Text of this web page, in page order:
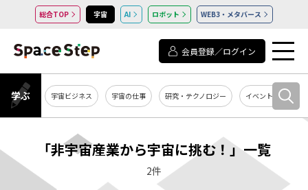
総合TOP 宇宙 AI ロボット WEB3・メタバース
会員登録／ログイン
学ぶ 宇宙ビジネス 宇宙の仕事 研究・テクノロジー イベント・セミナー
「非宇宙産業から宇宙に挑む！」一覧
2件